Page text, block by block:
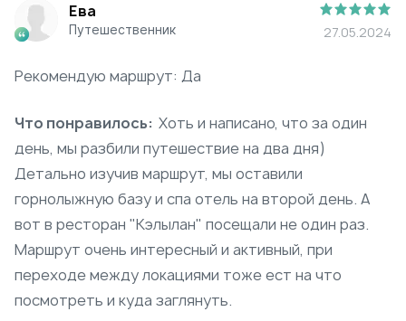
Ева
Путешественник 27.05.2024
Рекомендую маршрут: Да
Что понравилось: Хоть и написано, что за один
день, мы разбили путешествие на два дня)
Детально изучив маршрут, мы оставили
горнолыжную базу и спа отель на второй день. А
вот в ресторан "Кэлылан" посещали не один раз.
Маршрут очень интересный и активный, при
переходе между локациями тоже ест на что
посмотреть и куда заглянуть.